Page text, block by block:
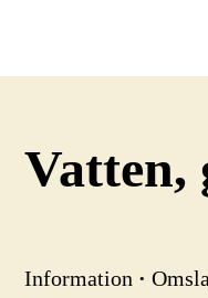
Vatten,
Information ·